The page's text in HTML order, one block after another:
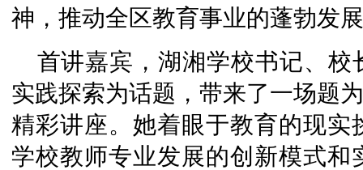
神，推动全区教育事业的蓬勃发
首讲嘉宾，湖湘学校书记、
实践探索为话题，带来了一场题
精彩讲座。她着眼于教育的现
学校教师专业发展的创新模式